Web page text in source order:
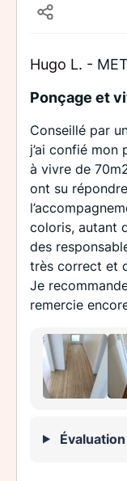
Hugo L. -
Ponçage et
Conseillé par
j’ai confié
à vivre de 70m2
ont su
coloris, autant
des
très correct et
Je
remercie